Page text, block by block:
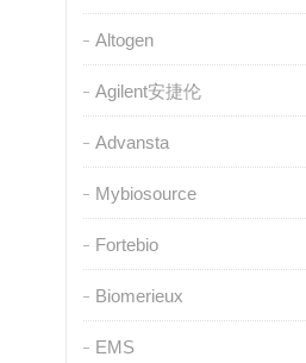
Altogen
Agilent安捷伦
Advansta
Mybiosource
Fortebio
Biomerieux
EMS